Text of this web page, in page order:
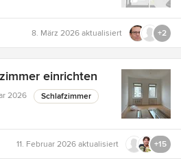
8. März 2026 aktualisiert +2
einrichten
2026 Schlafzimmer
11. Februar 2026 aktualisiert +15